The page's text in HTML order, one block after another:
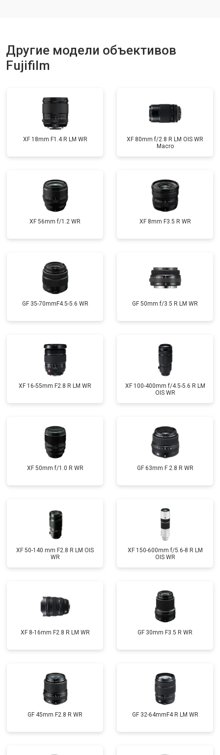
Другие модели объективов
Fujifilm
XF 18mm F1.4 R LM WR
XF 80mm f/2.8 R LM OIS WR
Macro
XF 56mm f/1.2 WR XF 8mm F3.5 R WR
GF 35-70mmF4.5-5.6 WR GF 50mm f/3.5 R LM WR
XF 16-55mm F2.8 R LM WR
XF 100-400mm f/4.5-5.6 R LM
OIS WR
XF 50mm f/1.0 R WR GF 63mm F 2.8 R WR
XF 50-140 mm F2.8 R LM OIS
WR
XF 150-600mm f/5.6-8 R LM
OIS WR
XF 8-16mm F2.8 R LM WR GF 30mm F3.5 R WR
GF 45mm F2.8 R WR GF 32-64mmF4 R LM WR